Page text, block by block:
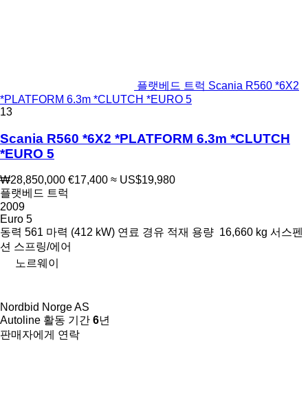
플랫베드 트럭 Scania R560 *6X2
*PLATFORM 6.3m *CLUTCH *EURO 5
13
Scania R560 *6X2 *PLATFORM 6.3m *CLUTCH
*EURO 5
₩28,850,000 €17,400 ≈ US$19,980
플랫베드 트럭
2009
Euro 5
동력 561 마력 (412 kW) 연료 경유 적재 용량 16,660 kg 서스펜
션 스프링/에어
노르웨이
Nordbid Norge AS
Autoline 활동 기간 6년
판매자에게 연락